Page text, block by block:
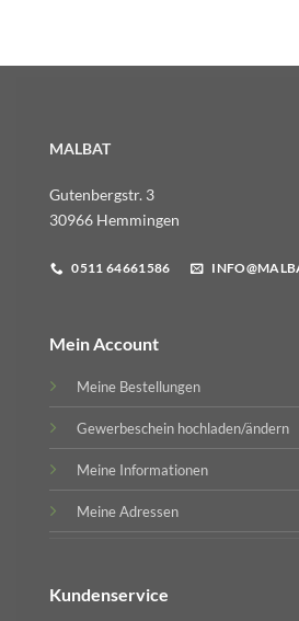
MALBAT
Gutenbergstr. 3
30966 Hemmingen
0511 64661586
Mein Account
Meine Bestellungen
Gewerbeschein hochladen/ändern
Meine Informationen
Meine Adressen
Kundenservice